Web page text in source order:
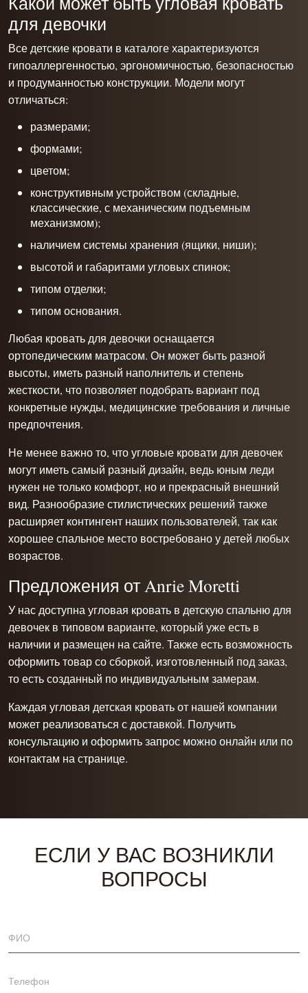
для девочки
Все детские кровати в каталоге характеризуются
гипоаллергенностью, эргономичностью, безопасностью
и продуманностью конструкции. Модели могут
отличаться:
размерами;
формами;
цветом;
конструктивным устройством (складные,
классические, с механическим подъемным
механизмом);
наличием системы хранения (ящики, ниши);
высотой и габаритами угловых спинок;
типом отделки;
типом основания.
Любая кровать для девочки оснащается
ортопедическим матрасом. Он может быть разной
высоты, иметь разный наполнитель и степень
жесткости, что позволяет подобрать вариант под
конкретные нужды, медицинские требования и личные
предпочтения.
Не менее важно то, что угловые кровати для девочек
могут иметь самый разный дизайн, ведь юным леди
нужен не только комфорт, но и прекрасный внешний
вид. Разнообразие стилистических решений также
расширяет контингент наших пользователей, так как
хорошее спальное место востребовано у детей любых
возрастов.
Предложения от Anrie Moretti
У нас доступна угловая кровать в детскую спальню для
девочек в типовом варианте, который уже есть в
наличии и размещен на сайте. Также есть возможность
оформить товар со сборкой, изготовленный под заказ,
то есть созданный по индивидуальным замерам.
Каждая угловая детская кроватьот нашей компании
может реализоваться с доставкой. Получить
консультацию и оформить запрос можно онлайн или по
контактам на странице.
ЕСЛИ У ВАС ВОЗНИКЛИ
ВОПРОСЫ